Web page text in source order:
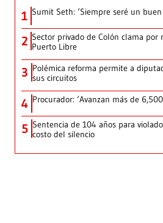
1 Sumit Seth: ‘Siempre seré un
2 Sector privado de Colón clama por
Puerto Libre
3 Polémica reforma permite a
sus circuitos
4 Procurador: ‘Avanzan más de
5 Sentencia de 104 años para
costo del silencio